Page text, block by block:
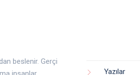
beslenir. Gerçi
Yazılar